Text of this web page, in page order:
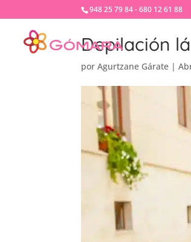
948 25 79 84 - 680 12 61 88
Depilación
porAgurtzane Gárate |